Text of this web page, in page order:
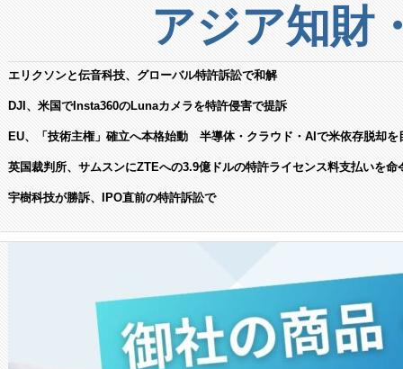
アジア知財
エリクソンと伝音科技、グローバル特許訴訟で和解
DJI、米国でInsta360のLunaカメラを特許侵害で提訴
EU、「技術主権」確立へ本格始動 半導体・クラウド・AIで米依存脱却を
英国裁判所、サムスンにZTEへの3.9億ドルの特許ライセンス料支払いを命
宇樹科技が勝訴、IPO直前の特許訴訟で